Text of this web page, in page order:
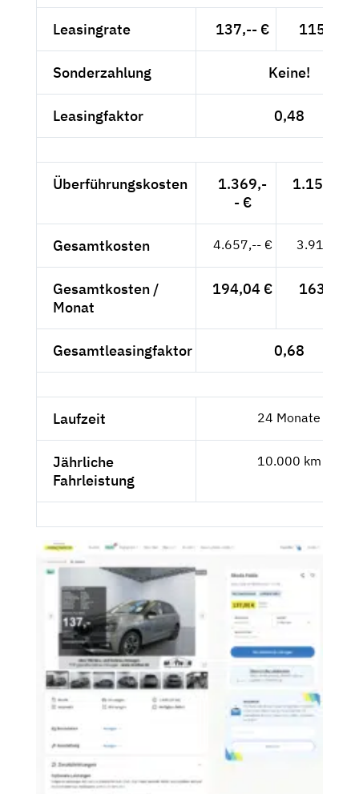
Leasingrate 137,-- € 115,13 €
Sonderzahlung Keine!
Leasingfaktor 0,48
Überführungskosten
1.369,-
- €
1.150,42
Gesamtkosten 4.657,-- € 3.913,45
Gesamtkosten /
Monat
194,04 € 163,06 €
Gesamtleasingfaktor 0,68
Laufzeit 24 Monate
Jährliche
Fahrleistung
10.000 km